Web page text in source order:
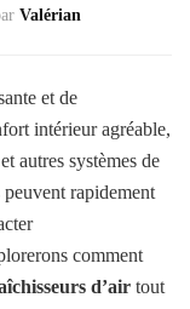
Valérian
et de
intérieur agréable,
et autres systèmes de
peuvent rapidement
comment
d’air tout